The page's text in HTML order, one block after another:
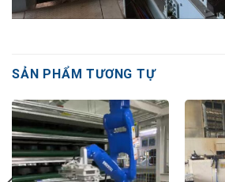
SẢN PHẨM TƯƠNG TỰ